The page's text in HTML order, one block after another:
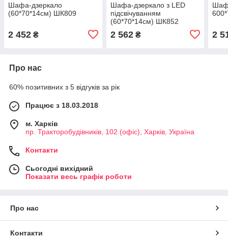
Шафа-дзеркало
(60*70*14см) ШК809
2 452 ₴
Шафа-дзеркало з LED
підсвічуванням
(60*70*14см) ШК852
2 562₴ 2
Про нас
60% позитивних з 5 відгуків за рік
Працює з 18.03.2018
м. Харків
пр. Тракторобудівників, 102 (офіс), Харків, Україна
Контакти
Сьогодні вихідний
Показати весь графік роботи
Про нас
Контакти